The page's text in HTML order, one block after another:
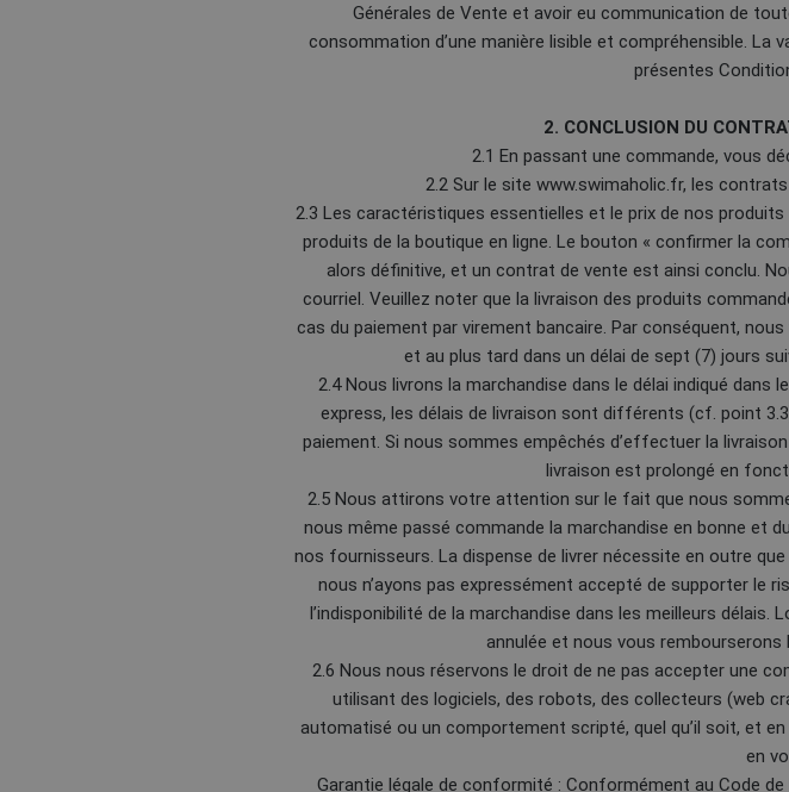
Générales de Vente et avoir eu communication de
consommation d’une manière lisible et compréhensible.
présentes
2. CONCLUSION DU
2.1 En passant une commande, vous
2.2 Sur le site www.swimaholic.fr, les
2.3 Les caractéristiques essentielles et le prix de nos
produits de la boutique en ligne. Le bouton « confirmer la
alors définitive, et un contrat de vente est ainsi conclu.
courriel. Veuillez noter que la livraison des produits
cas du paiement par virement bancaire. Par conséquent,
et au plus tard dans un délai de sept (7) jours
2.4 Nous livrons la marchandise dans le délai indiqué dans
express, les délais de livraison sont différents (cf. point
paiement. Si nous sommes empêchés d’effectuer la
livraison est prolongé en
2.5 Nous attirons votre attention sur le fait que nous
nous même passé commande la marchandise en bonne et
nos fournisseurs. La dispense de livrer nécessite en outre
nous n’ayons pas expressément accepté de supporter le
l’indisponibilité de la marchandise dans les meilleurs
annulée et nous vous rembourserons
2.6 Nous nous réservons le droit de ne pas accepter une
utilisant des logiciels, des robots, des collecteurs (web
automatisé ou un comportement scripté, quel qu’il soit, et
en
Garantie légale de conformité : Conformément au Code